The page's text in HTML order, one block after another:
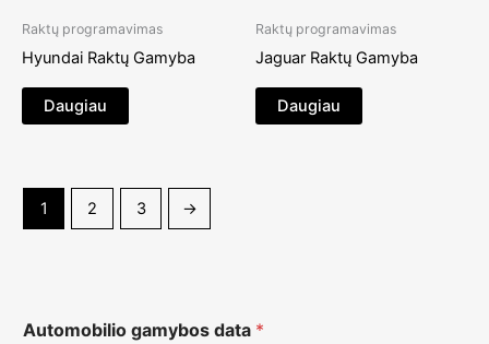
Raktų programavimas
Hyundai Raktų Gamyba
Daugiau
Raktų programavimas
Jaguar Raktų Gamyba
Daugiau
1 2 3 →
Automobilio gamybos data *